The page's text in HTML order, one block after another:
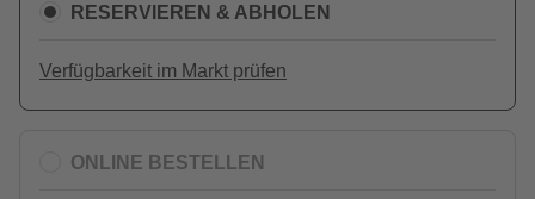
RESERVIEREN & ABHOLEN
Verfügbarkeit im Markt prüfen
ONLINE BESTELLEN